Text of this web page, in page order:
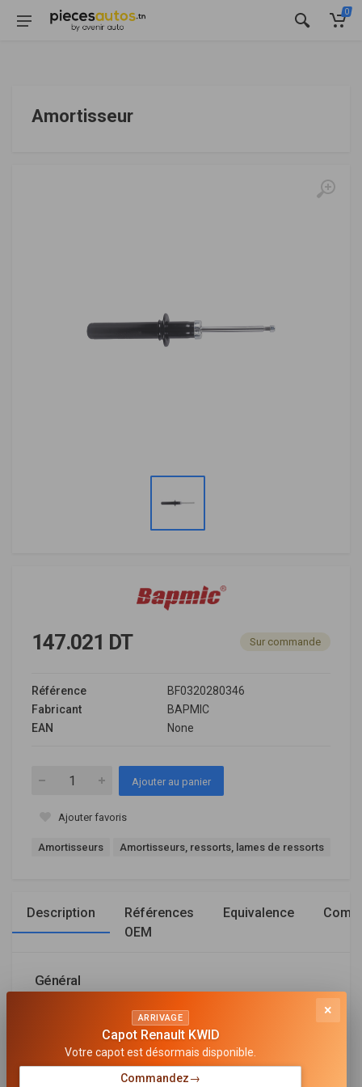
0
Amortisseur
147.021 DT Sur commande
Référence
BF0320280346
Fabricant
BAPMIC
EAN
None
Ajouter au panier
Ajouter favoris
Amortisseurs Amortisseurs, ressorts, lames de ressorts
Description
Références
OEM
Equivalence
Général
TYPE D'AMORTISSEUR
Pression de gaz
×
ARRIVAGE
Capot Renault KWID
Votre capot est désormais disponible.
Commandez→